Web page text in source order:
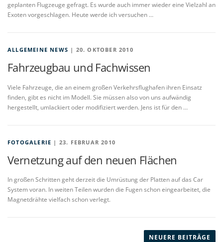
geplanten Flugzeuge gefragt. Es wurde auch immer wieder eine Vielzahl an
Exoten vorgeschlagen. Heute werde ich versuchen …
ALLGEMEINE NEWS | 20. OKTOBER 2010
Fahrzeugbau und Fachwissen
Viele Fahrzeuge, die an einem großen Verkehrsflughafen ihren Einsatz
finden, gibt es nicht im Modell. Sie müssen also von uns aufwändig
hergestellt, umlackiert oder modifiziert werden. Jens ist für den …
FOTOGALERIE | 23. FEBRUAR 2010
Vernetzung auf den neuen Flächen
In großen Schritten geht derzeit die Umrüstung der Platten auf das Car
System voran. In weiten Teilen wurden die Fugen schon eingearbeitet, die
Magnetdrähte vielfach schon verlegt.
NEUERE BEITRÄGE